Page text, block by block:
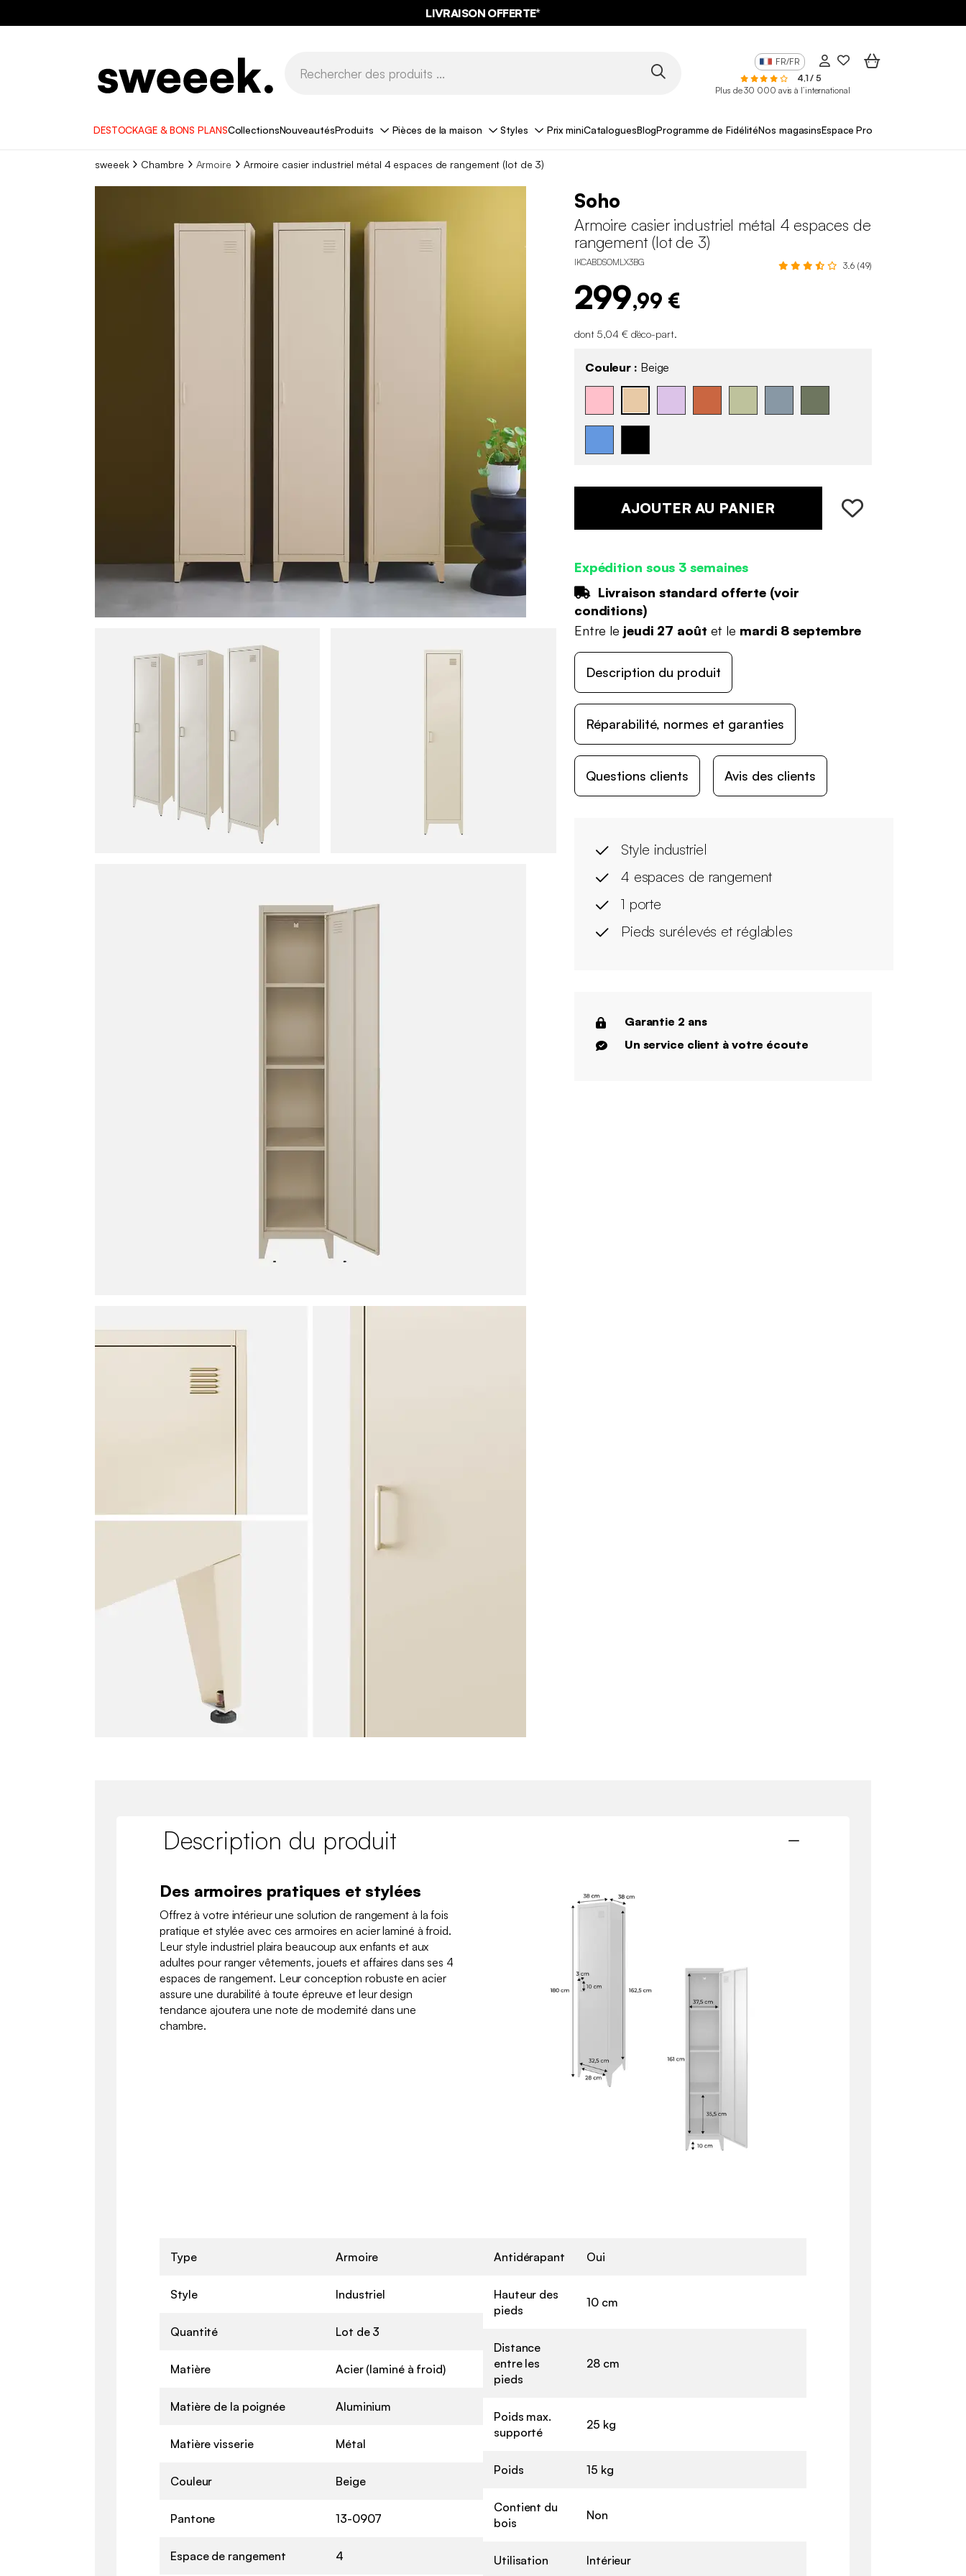
LIVRAISON OFFERTE*
FR/FR
4,1 / 5
Plus de 30 000 avis à l’international
DESTOCKAGE & BONS PLANSCollectionsNouveautésProduits Pièces de la maison Styles Prix miniCataloguesBlogProgramme de FidélitéNos magasinsEspace Pro
sweeek Chambre Armoire Armoire casier industriel métal 4 espaces de rangement (lot de 3)
Soho
Armoire casier industriel métal 4 espaces de
rangement (lot de 3)
IKCABDSOMLX3BG 3.6 (49)
299,99 €
dont 5,04 € d'éco-part.
Couleur : Beige
AJOUTER AU PANIER
Expédition sous 3 semaines
Livraison standard offerte (voir
conditions)
Entre le jeudi 27 août et le mardi 8 septembre
Description du produit
Réparabilité, normes et garanties
Questions clients Avis des clients
Style industriel
4 espaces de rangement
1 porte
Pieds surélevés et réglables
Garantie 2 ans
Un service client à votre écoute
Description du produit
Des armoires pratiques et stylées
Offrez à votre intérieur une solution de rangement à la fois
pratique et stylée avec ces armoires en acier laminé à froid.
Leur style industriel plaira beaucoup aux enfants et aux
adultes pour ranger vêtements, jouets et affaires dans ses 4
espaces de rangement. Leur conception robuste en acier
assure une durabilité à toute épreuve et leur design
tendance ajoutera une note de modernité dans une
chambre.
Type Armoire
Style Industriel
Quantité Lot de 3
Matière Acier (laminé à froid)
Matière de la poignée Aluminium
Matière visserie Métal
Couleur Beige
Pantone 13-0907
Espace de rangement 4
Antidérapant Oui
Hauteur des
pieds
10 cm
Distance
entre les
pieds
28 cm
Poids max.
supporté
25 kg
Poids 15 kg
Contient du
bois
Non
Utilisation Intérieur